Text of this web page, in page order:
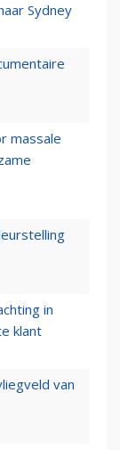
Sydney
massale
in
klant
van